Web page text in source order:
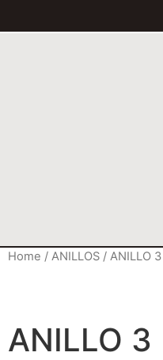
Home / ANILLOS / ANILLO 3
ANILLO 3